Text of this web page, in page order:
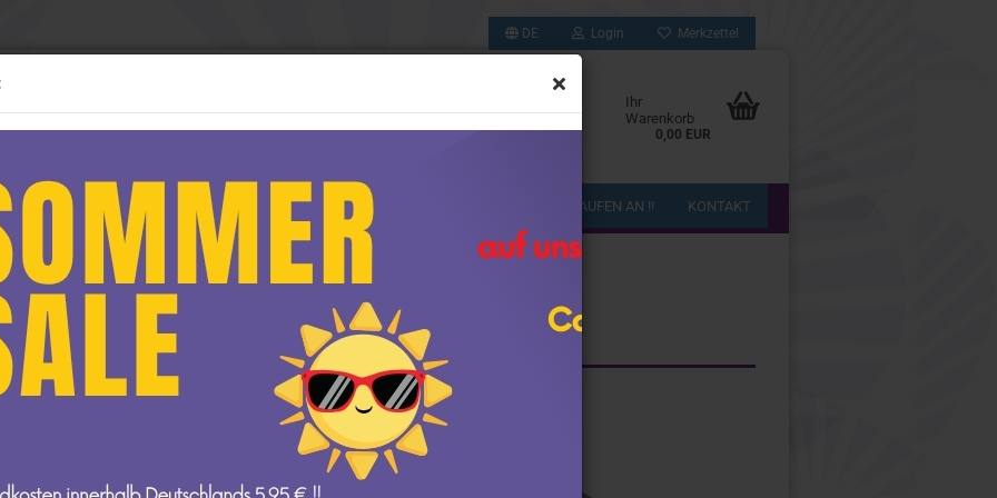
DE Login Merkzettel
Ihr
Warenkorb
0,00 EUR
MODELLE 1:43 MODELLE NEUE GESCHÄFTSRÄUME !! WIR KAUFEN AN !! KONTAKT
WEITERE
anzeigen
1:12 Modelle anzeigen
GP Replicas
GT Spirit
Ottomobile
Startseite » Geschenkartikel
Geschenkartikel